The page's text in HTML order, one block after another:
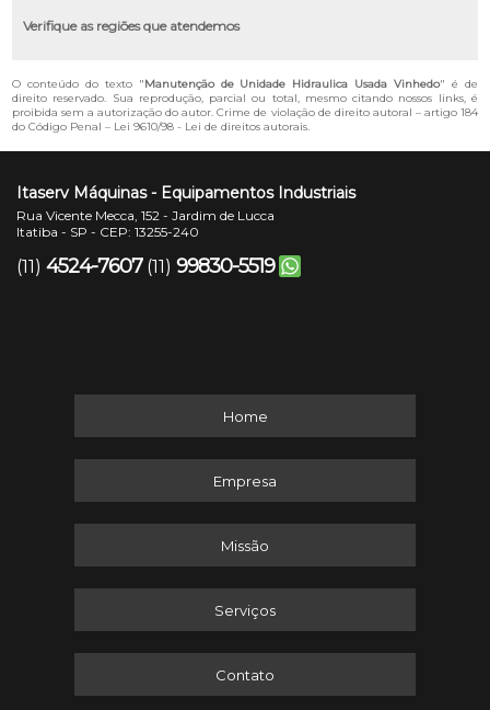
Verifique as regiões que atendemos
O conteúdo do texto "Manutenção de Unidade Hidraulica Usada Vinhedo" é de
direito reservado. Sua reprodução, parcial ou total, mesmo citando nossos links, é
proibida sem a autorização do autor. Crime de violação de direito autoral – artigo 184
do Código Penal – Lei 9610/98 - Lei de direitos autorais.
Itaserv Máquinas - Equipamentos Industriais
Rua Vicente Mecca, 152 - Jardim de Lucca
Itatiba - SP - CEP: 13255-240
(11) 4524-7607 (11) 99830-5519
Home
Empresa
Missão
Serviços
Contato